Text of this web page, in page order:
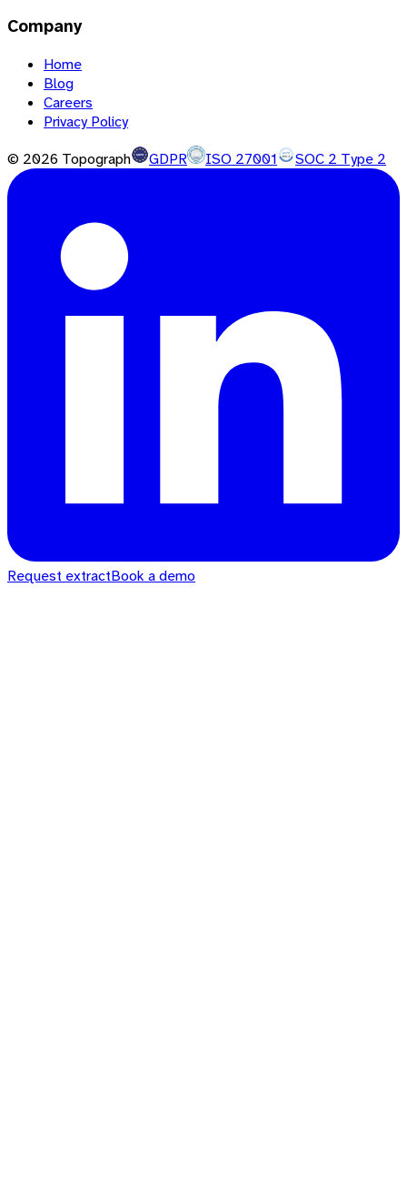
Company
Home
Blog
Careers
Privacy Policy
© 2026 Topograph GDPR ISO 27001 SOC 2 Type 2
Request extractBook a demo